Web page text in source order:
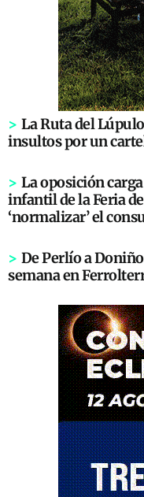
> La Ruta del
insultos por un
> La oposición
infantil de la Feria
‘normalizar’ el
> De Perlío a
semana en